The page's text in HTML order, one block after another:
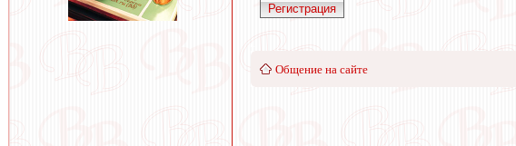
Регистрация
Общение на сайте